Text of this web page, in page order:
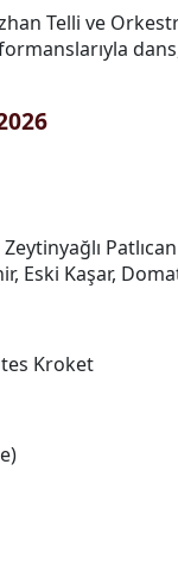
Telli ve
Eski Kaşar,
Kroket